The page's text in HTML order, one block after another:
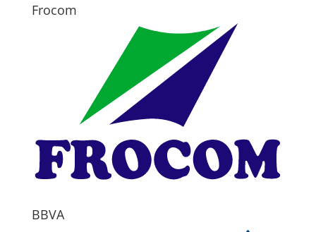
Frocom
BBVA